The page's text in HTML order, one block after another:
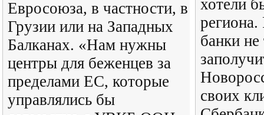
Евросоюза, в частности, в
Грузии или на Западных
Балканах. «Нам нужны
центры для беженцев за
пределами ЕС, которые
управлялись бы
хотели
региона.
банки не
своих